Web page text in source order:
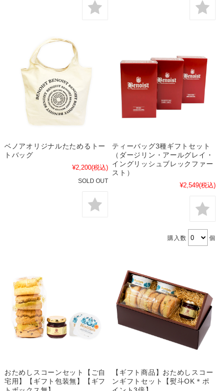
ベノアオリジナルたためるトー
トバッグ
¥2,200(税込)
SOLD OUT
ティーバッグ3種ギフトセット
（ダージリン・アールグレイ・
イングリッシュブレックファー
スト）
¥2,549(税込)
購入数 個
おためしスコーンセット【ご自
宅用】【ギフト包装無】【ギフ
【ギフト商品】おためしスコー
ンギフトセット【熨斗OK＊ポ